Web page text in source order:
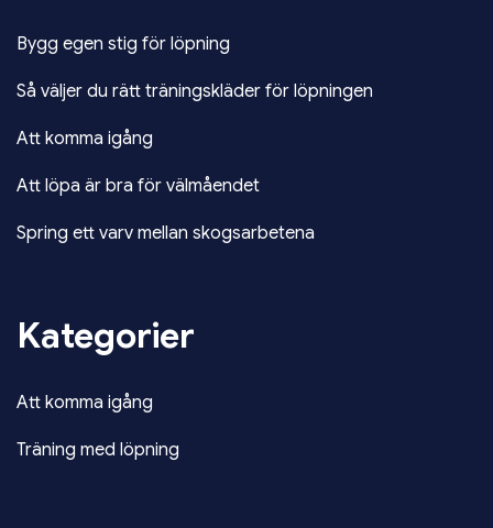
Bygg egen stig för löpning
Så väljer du rätt träningskläder för löpningen
Att komma igång
Att löpa är bra för välmåendet
Spring ett varv mellan skogsarbetena
Kategorier
Att komma igång
Träning med löpning